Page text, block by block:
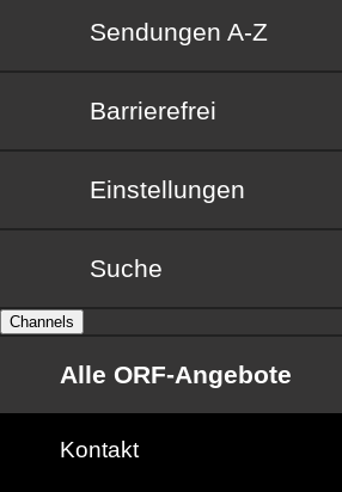
Sendungen von A bis Z
Sendungen A-Z
Barrierefrei
Barrierefrei
Einstellungen
Suche
Channels
Alle ORF-Angebote
Kontakt